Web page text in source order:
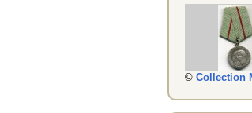
© Collection